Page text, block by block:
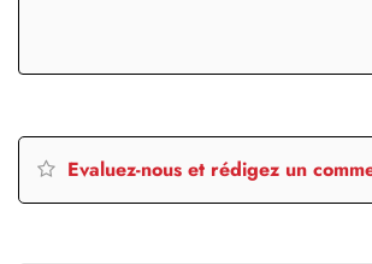
Evaluez-nous et rédigez un